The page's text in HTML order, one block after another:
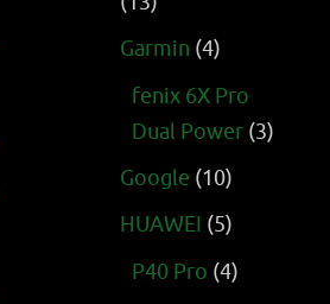
Garmin (4)
fenix 6X Pro
Dual Power (3)
Google (10)
HUAWEI (5)
P40 Pro (4)